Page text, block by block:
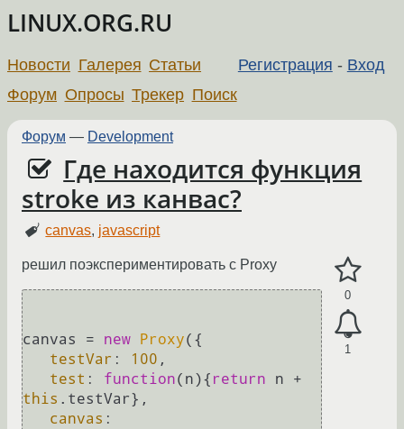
LINUX.ORG.RU
Регистрация - Вход
Новости Галерея Статьи
Форум Опросы Трекер Поиск
Форум — Development
Где находится функция
stroke из канвас?
canvas, javascript
0
1
решил поэкспериментировать с Proxy
canvas = new Proxy({
testVar : 100 ,
test : function( n){ return
this . testVar},
canvas